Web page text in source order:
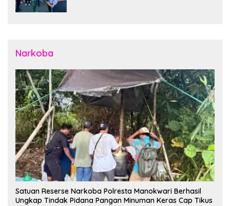
Narkoba
Satuan Reserse Narkoba Polresta Manokwari Berhasil
Ungkap Tindak Pidana Pangan Minuman Keras Cap Tikus